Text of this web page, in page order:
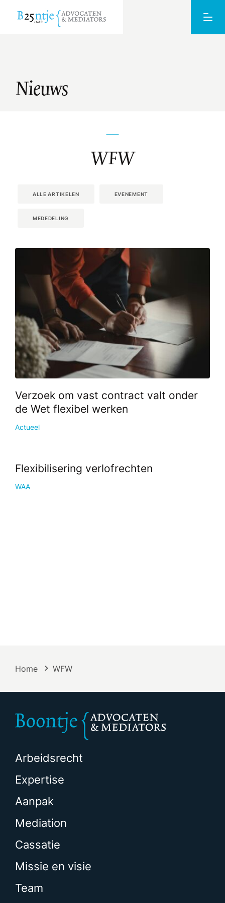
Nieuws
WFW
ALLE ARTIKELEN EVENEMENT
MEDEDELING
Verzoek om vast contract valt onder
de Wet flexibel werken
Actueel
Flexibilisering verlofrechten
WAA
Home WFW
Arbeidsrecht
Expertise
Aanpak
Mediation
Cassatie
Missie en visie
Team